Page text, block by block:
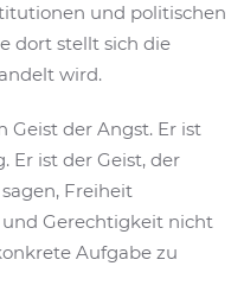
und politischen
dort stellt sich die
wird.
Geist der Angst. Er ist
Er ist der Geist, der
Freiheit
Gerechtigkeit nicht
Aufgabe zu